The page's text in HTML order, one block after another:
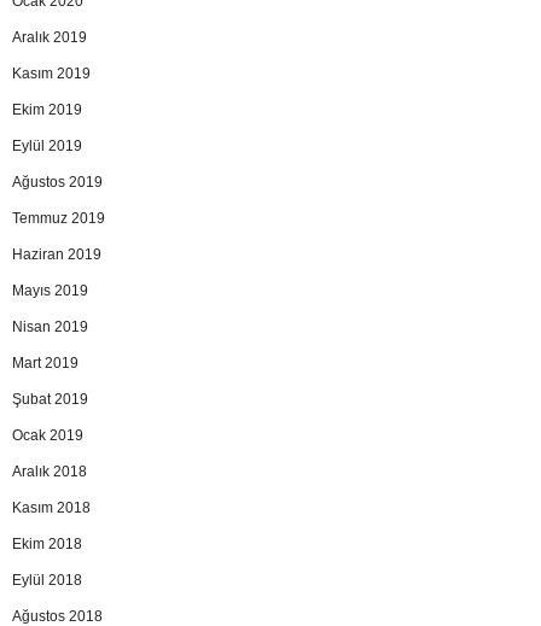
Aralık 2019
Kasım 2019
Ekim 2019
Eylül 2019
Ağustos 2019
Temmuz 2019
Haziran 2019
Mayıs 2019
Nisan 2019
Mart 2019
Şubat 2019
Ocak 2019
Aralık 2018
Kasım 2018
Ekim 2018
Eylül 2018
Ağustos 2018